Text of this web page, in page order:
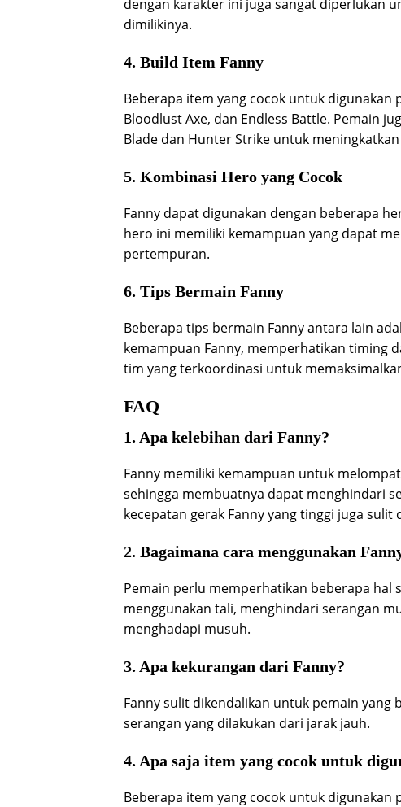
dengan karakter ini juga sangat diperlukan
dimilikinya.
4. Build Item Fanny
Beberapa item yang cocok untuk digunakan
Bloodlust Axe, dan Endless Battle. Pemain
Blade dan Hunter Strike untuk
5. Kombinasi Hero yang Cocok
Fanny dapat digunakan dengan beberapa
hero ini memiliki kemampuan yang dapat
pertempuran.
6. Tips Bermain Fanny
Beberapa tips bermain Fanny antara lain
kemampuan Fanny, memperhatikan timing
tim yang terkoordinasi untuk
FAQ
1. Apa kelebihan dari Fanny?
Fanny memiliki kemampuan untuk
sehingga membuatnya dapat menghindari
kecepatan gerak Fanny yang tinggi juga
2. Bagaimana cara menggunakan
Pemain perlu memperhatikan beberapa
menggunakan tali, menghindari serangan
menghadapi musuh.
3. Apa kekurangan dari Fanny?
Fanny sulit dikendalikan untuk pemain
serangan yang dilakukan dari jarak jauh.
4. Apa saja item yang cocok untuk
Beberapa item yang cocok untuk digunakan